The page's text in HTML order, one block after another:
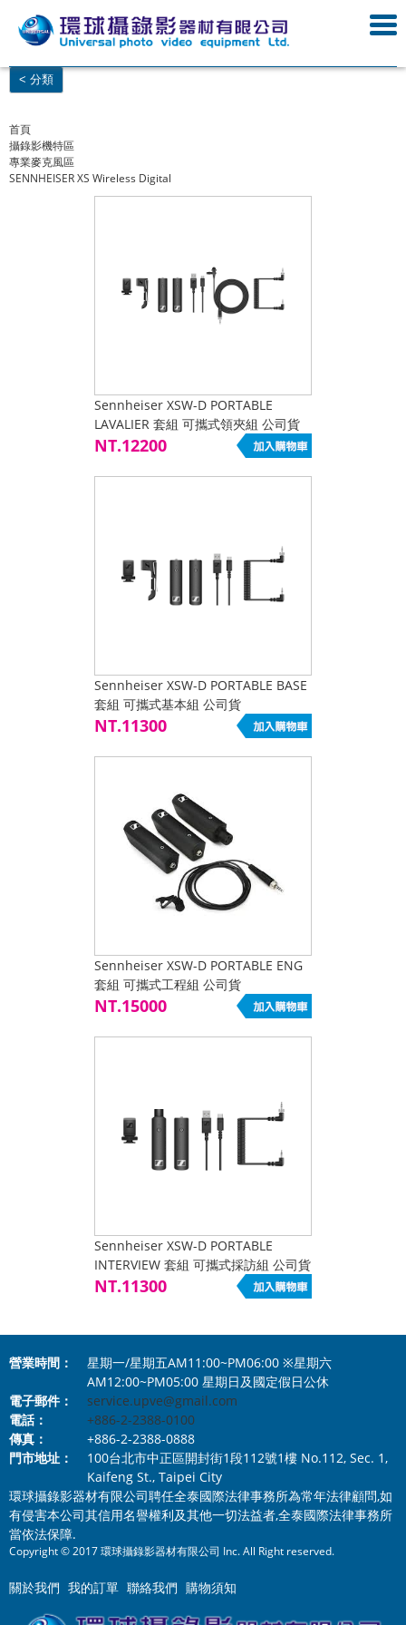
< 分類
首頁
攝錄影機特區
專業麥克風區
SENNHEISER XS Wireless Digital
Sennheiser XSW-D PORTABLE
LAVALIER 套組 可攜式領夾組 公司貨
NT.12200
Sennheiser XSW-D PORTABLE BASE
套組 可攜式基本組 公司貨
NT.11300
Sennheiser XSW-D PORTABLE ENG
套組 可攜式工程組 公司貨
NT.15000
Sennheiser XSW-D PORTABLE
INTERVIEW 套組 可攜式採訪組 公司貨
NT.11300
營業時間：
星期一/星期五AM11:00~PM06:00 ※星期六
AM12:00~PM05:00 星期日及國定假日公休
電子郵件：
service.upve@gmail.com
電話：
+886-2-2388-0100
傳真：
+886-2-2388-0888
門市地址：
100台北市中正區開封街1段112號1樓 No.112, Sec. 1,
Kaifeng St., Taipei City
環球攝錄影器材有限公司聘任全泰國際法律事務所為常年法律顧問,如
有侵害本公司其信用名譽權利及其他一切法益者,全泰國際法律事務所
當依法保障.
Copyright © 2017 環球攝錄影器材有限公司 Inc. All Right reserved.
關於我們 我的訂單 聯絡我們 購物須知